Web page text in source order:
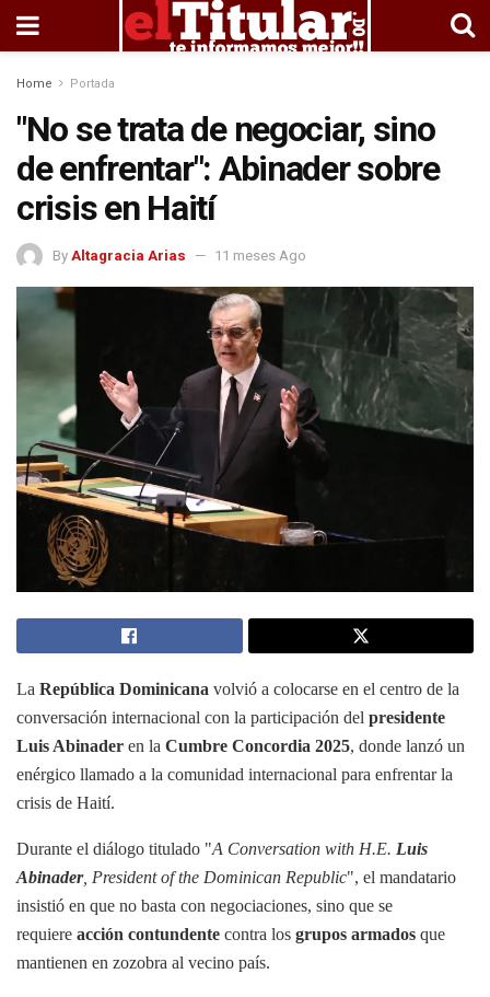
Home Portada
"No se trata de negociar, sino
de enfrentar": Abinader sobre
crisis en Haití
By Altagracia Arias 11 meses Ago
La República Dominicana volvió a colocarse en el centro de la
conversación internacional con la participación del presidente
Luis Abinader en la Cumbre Concordia 2025, donde lanzó un
enérgico llamado a la comunidad internacional para enfrentar la
crisis de Haití.
Durante el diálogo titulado "A Conversation with H.E. Luis
Abinader, President of the Dominican Republic", el mandatario
insistió en que no basta con negociaciones, sino que se
requiere acción contundente contra los grupos armados que
mantienen en zozobra al vecino país.